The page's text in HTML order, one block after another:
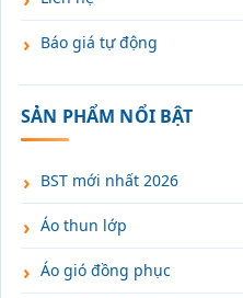
Báo giá tự động
SẢN PHẨM NỔI BẬT
BST mới nhất 2026
Áo thun lớp
Áo gió đồng phục